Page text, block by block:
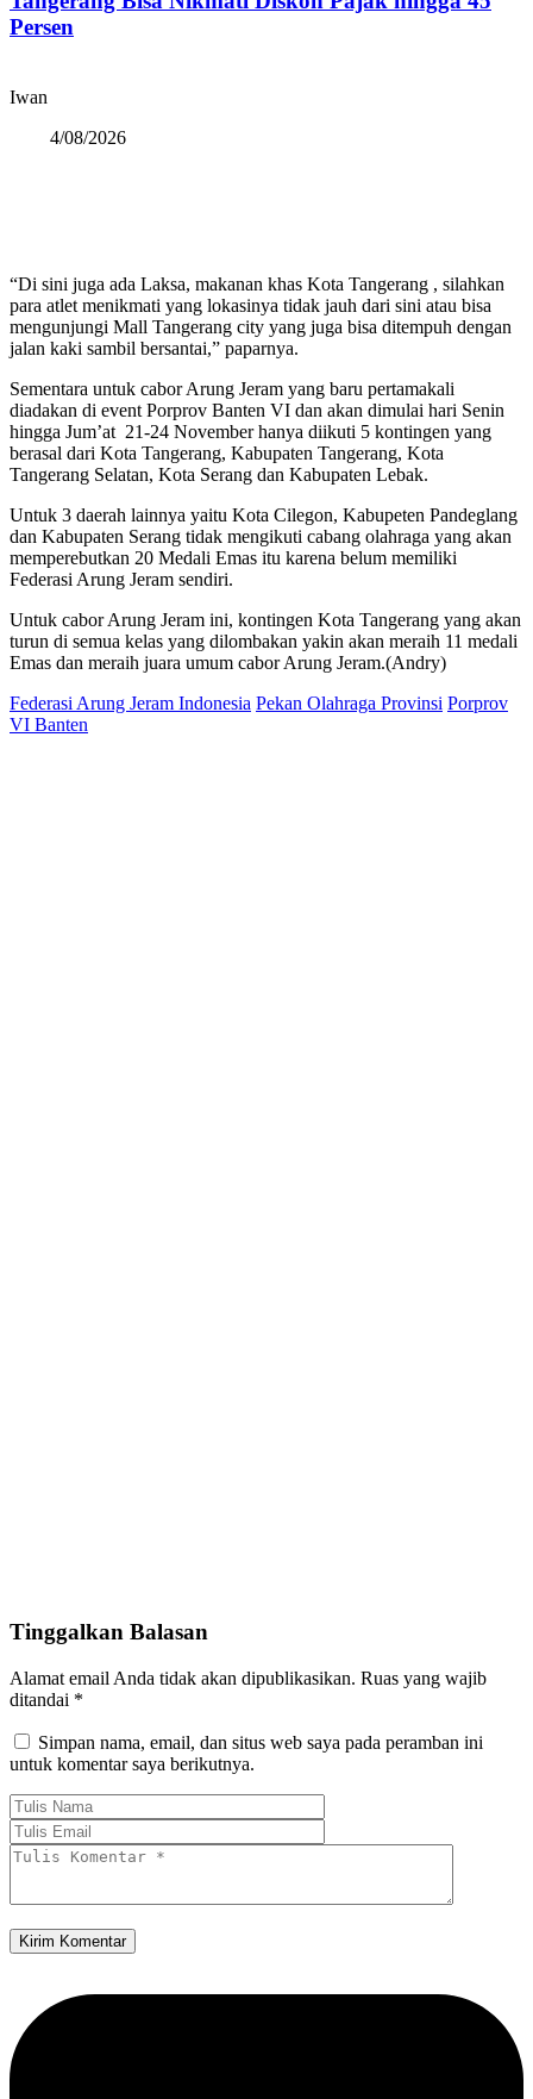
Persen
Iwan
4/08/2026
“Di sini juga ada Laksa, makanan khas Kota Tangerang , silahkan
para atlet menikmati yang lokasinya tidak jauh dari sini atau bisa
mengunjungi Mall Tangerang city yang juga bisa ditempuh dengan
jalan kaki sambil bersantai,” paparnya.
Sementara untuk cabor Arung Jeram yang baru pertamakali
diadakan di event Porprov Banten VI dan akan dimulai hari Senin
hingga Jum’at 21-24 November hanya diikuti 5 kontingen yang
berasal dari Kota Tangerang, Kabupaten Tangerang, Kota
Tangerang Selatan, Kota Serang dan Kabupaten Lebak.
Untuk 3 daerah lainnya yaitu Kota Cilegon, Kabupeten Pandeglang
dan Kabupaten Serang tidak mengikuti cabang olahraga yang akan
memperebutkan 20 Medali Emas itu karena belum memiliki
Federasi Arung Jeram sendiri.
Untuk cabor Arung Jeram ini, kontingen Kota Tangerang yang akan
turun di semua kelas yang dilombakan yakin akan meraih 11 medali
Emas dan meraih juara umum cabor Arung Jeram.(Andry)
Federasi Arung Jeram Indonesia Pekan Olahraga Provinsi Porprov
VI Banten
Tinggalkan Balasan
Alamat email Anda tidak akan dipublikasikan. Ruas yang wajib
ditandai *
Simpan nama, email, dan situs web saya pada peramban ini
untuk komentar saya berikutnya.